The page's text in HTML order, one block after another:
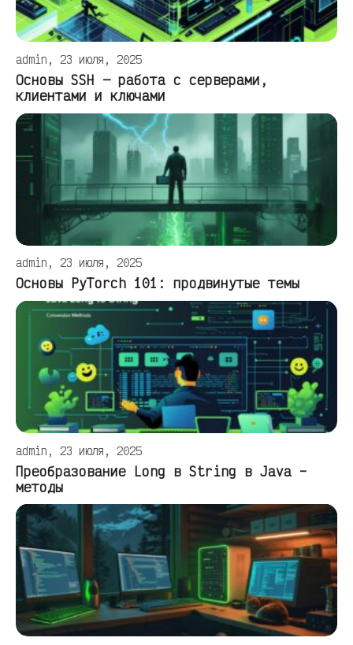
admin, 23 июля, 2025
Основы SSH — работа с серверами,
клиентами и ключами
admin, 23 июля, 2025
Основы PyTorch 101: продвинутые темы
admin, 23 июля, 2025
Преобразование Long в String в Java –
методы